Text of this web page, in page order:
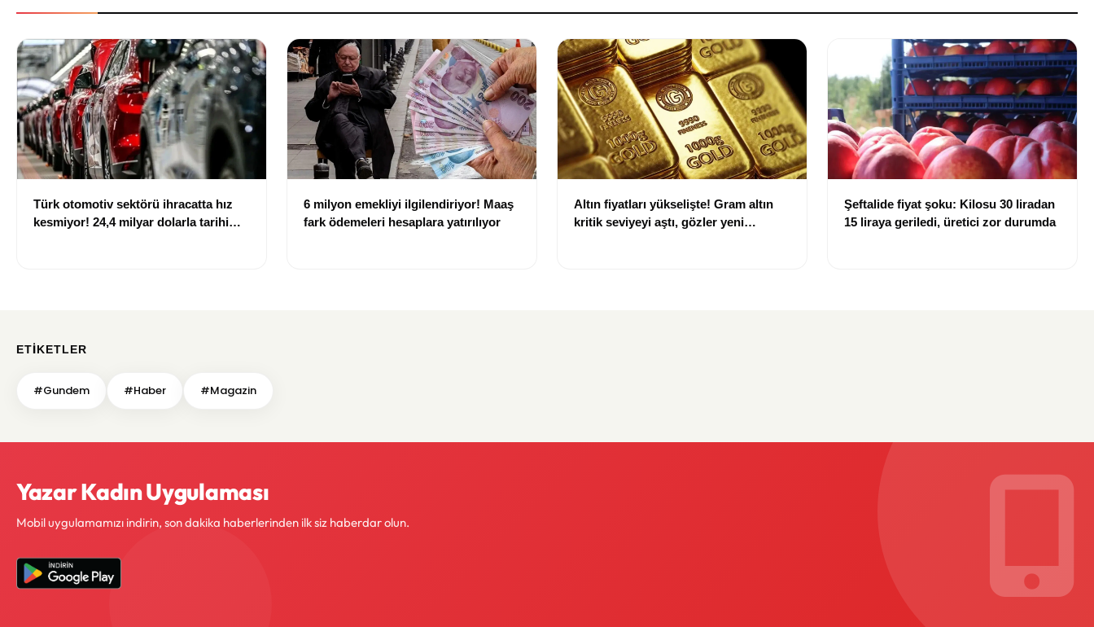
Türk otomotiv sektörü ihracatta hız
kesmiyor! 24,4 milyar dolarla tarihi
6 milyon emekliyi ilgilendiriyor! Maaş
fark ödemeleri hesaplara yatırılıyor
Altın fiyatları yükselişte! Gram altın
kritik seviyeyi aştı, gözler yeni
Şeftalide fiyat şoku: Kilosu 30 liradan
15 liraya geriledi, üretici zor durumda
ETIKETLER
#Gundem #Haber #Magazin
Yazar Kadın Uygulaması
Mobil uygulamamızı indirin, son dakika haberlerinden ilk siz haberdar olun.